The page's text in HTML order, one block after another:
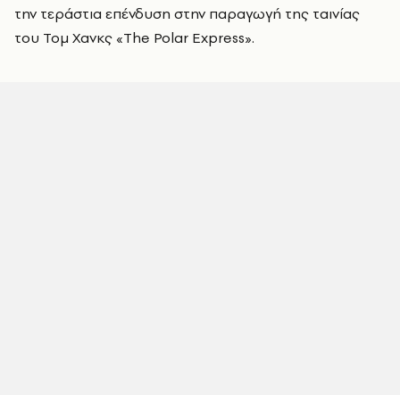
την τεράστια επένδυση στην παραγωγή της ταινίας
του Τομ Χανκς «The Polar Express».